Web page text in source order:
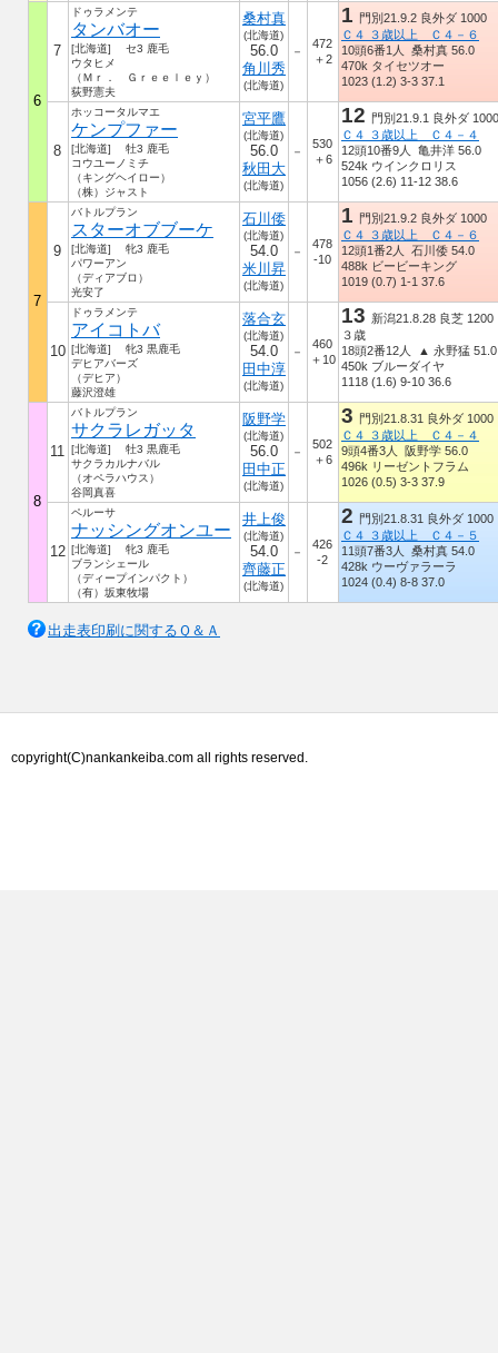
6
7
ドゥラメンテ
タンバオー
[北海道] セ3 鹿毛
ウタヒメ
（Ｍｒ． Ｇｒｅｅｌｅｙ）
荻野憲夫
桑村真
(北海道)
56.0
角川秀
(北海道)
－
472
＋2
1 門別21.9.2 良外ダ 1000
Ｃ４ ３歳以上 Ｃ４－６
10頭6番1人 桑村真 56.0
470k タイセツオー
1023 (1.2) 3-3 37.1
8
ホッコータルマエ
ケンプファー
[北海道] 牡3 鹿毛
コウユーノミチ
（キングヘイロー）
（株）ジャスト
宮平鷹
(北海道)
56.0
秋田大
(北海道)
－
530
＋6
12 門別21.9.1 良外ダ 1000
Ｃ４ ３歳以上 Ｃ４－４
12頭10番9人 亀井洋 56.0
524k ウインクロリス
1056 (2.6) 11-12 38.6
7
9
バトルプラン
スターオブブーケ
[北海道] 牝3 鹿毛
パワーアン
（ディアブロ）
光安了
石川倭
(北海道)
54.0
米川昇
(北海道)
－
478
-10
1 門別21.9.2 良外ダ 1000
Ｃ４ ３歳以上 Ｃ４－６
12頭1番2人 石川倭 54.0
488k ビービーキング
1019 (0.7) 1-1 37.6
10
ドゥラメンテ
アイコトバ
[北海道] 牝3 黒鹿毛
デヒアバーズ
（デヒア）
藤沢澄雄
落合玄
(北海道)
54.0
田中淳
(北海道)
－
460
＋10
13 新潟21.8.28 良芝 1200
３歳
18頭2番12人 ▲ 永野猛 51.0
450k ブルーダイヤ
1118 (1.6) 9-10 36.6
8
11
バトルプラン
サクラレガッタ
[北海道] 牡3 黒鹿毛
サクラカルナバル
（オペラハウス）
谷岡真喜
阪野学
(北海道)
56.0
田中正
(北海道)
－
502
＋6
3 門別21.8.31 良外ダ 1000
Ｃ４ ３歳以上 Ｃ４－４
9頭4番3人 阪野学 56.0
496k リーゼントフラム
1026 (0.5) 3-3 37.9
12
ペルーサ
ナッシングオンユー
[北海道] 牝3 鹿毛
ブランシェール
（ディープインパクト）
（有）坂東牧場
井上俊
(北海道)
54.0
齊藤正
(北海道)
－
426
-2
2 門別21.8.31 良外ダ 1000
Ｃ４ ３歳以上 Ｃ４－５
11頭7番3人 桑村真 54.0
428k ウーヴァラーラ
1024 (0.4) 8-8 37.0
出走表印刷に関するＱ＆Ａ
copyright(C)nankankeiba.com all rights reserved.